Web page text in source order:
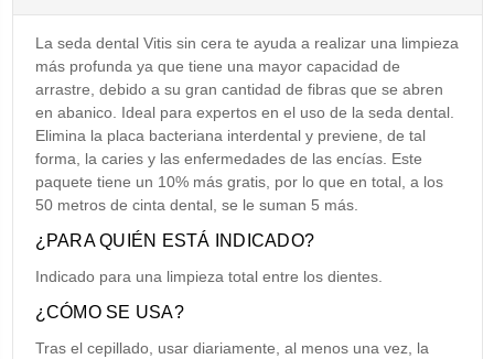
La seda dental Vitis sin cera te ayuda a realizar una limpieza
más profunda ya que tiene una mayor capacidad de
arrastre, debido a su gran cantidad de fibras que se abren
en abanico. Ideal para expertos en el uso de la seda dental.
Elimina la placa bacteriana interdental y previene, de tal
forma, la caries y las enfermedades de las encías. Este
paquete tiene un 10% más gratis, por lo que en total, a los
50 metros de cinta dental, se le suman 5 más.
¿PARA QUIÉN ESTÁ INDICADO?
Indicado para una limpieza total entre los dientes.
¿CÓMO SE USA?
Tras el cepillado, usar diariamente, al menos una vez, la